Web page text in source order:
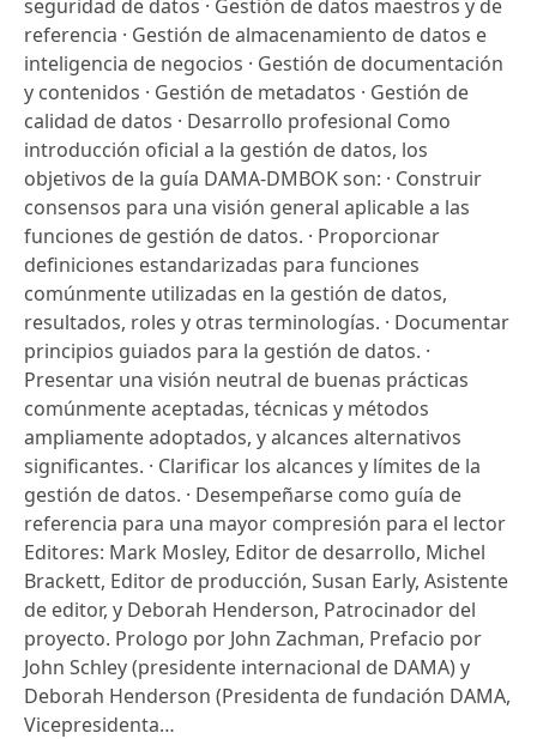
seguridad de datos · Gestión de datos maestros y de
referencia · Gestión de almacenamiento de datos e
inteligencia de negocios · Gestión de documentación
y contenidos · Gestión de metadatos · Gestión de
calidad de datos · Desarrollo profesional Como
introducción oficial a la gestión de datos, los
objetivos de la guía DAMA-DMBOK son: · Construir
consensos para una visión general aplicable a las
funciones de gestión de datos. · Proporcionar
definiciones estandarizadas para funciones
comúnmente utilizadas en la gestión de datos,
resultados, roles y otras terminologías. · Documentar
principios guiados para la gestión de datos. ·
Presentar una visión neutral de buenas prácticas
comúnmente aceptadas, técnicas y métodos
ampliamente adoptados, y alcances alternativos
significantes. · Clarificar los alcances y límites de la
gestión de datos. · Desempeñarse como guía de
referencia para una mayor compresión para el lector
Editores: Mark Mosley, Editor de desarrollo, Michel
Brackett, Editor de producción, Susan Early, Asistente
de editor, y Deborah Henderson, Patrocinador del
proyecto. Prologo por John Zachman, Prefacio por
John Schley (presidente internacional de DAMA) y
Deborah Henderson (Presidenta de fundación DAMA,
Vicepresidenta…